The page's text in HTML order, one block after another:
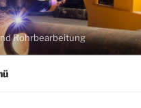
Rohrbearbeitung